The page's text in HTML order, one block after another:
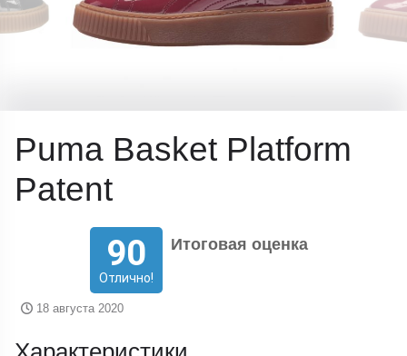
Puma Basket Platform
Patent
90
Отлично!
Итоговая оценка
18 августа 2020